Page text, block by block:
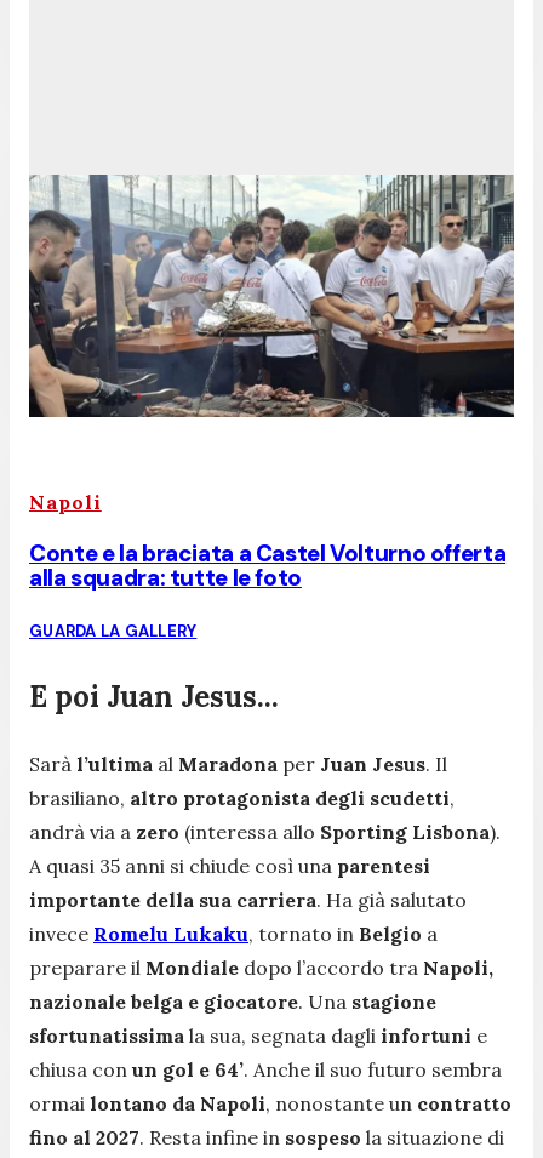
Napoli
Conte e la braciata a Castel Volturno offerta
alla squadra: tutte le foto
GUARDA LA GALLERY
E poi Juan Jesus...
Sarà l’ultima al Maradona per Juan Jesus. Il
brasiliano, altro protagonista degli scudetti,
andrà via a zero (interessa allo Sporting Lisbona).
A quasi 35 anni si chiude così una parentesi
importante della sua carriera. Ha già salutato
invece Romelu Lukaku, tornato in Belgio a
preparare il Mondiale dopo l’accordo tra Napoli,
nazionale belga e giocatore. Una stagione
sfortunatissima la sua, segnata dagli infortuni e
chiusa con un gol e 64’. Anche il suo futuro sembra
ormai lontano da Napoli, nonostante un contratto
fino al 2027. Resta infine in sospeso la situazione di